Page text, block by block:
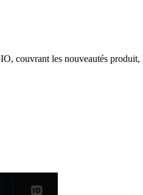
couvrant les nouveautés